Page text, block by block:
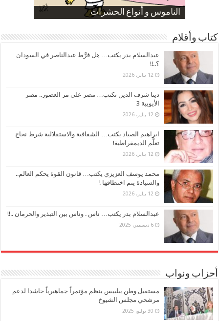
الناموس و أنواع الحشرات
الموظفين بعد ارتفاع الأسعار
ارتفاع نسبة الطلاق في مصر
صورة كاركاتيرية
صورة كاركاتيرية
كتاب وأقلام
عبدالسلام بدر يكتب… هل فرَّط عبدالناصر في السودان
؟..!!
12 يناير، 2026
دينا شرف الدين تكتب… مصر على مر العصور.. مصر
الأيوبية 3
12 يناير، 2026
ابراهيم الصياد يكتب… الشفافية والاستقلالية شرط نجاح
تعلُّم الديمقراطية!
12 يناير، 2026
محمد يوسف العزيزي يكتب… قانون القوة يحكم العالم..
والسيادة يتم اختطافها !
12 يناير، 2026
عبدالسلام بدر يكتب… ناس . وناس بين التبذير والحرمان ..!!
6 ديسمبر، 2025
أحزاب ونواب
مستقبل وطن ببلبيس ينظم مؤتمراً جماهيرياً حاشدا لدعم
مرشحي مجلس الشيوخ
30 يوليو، 2025